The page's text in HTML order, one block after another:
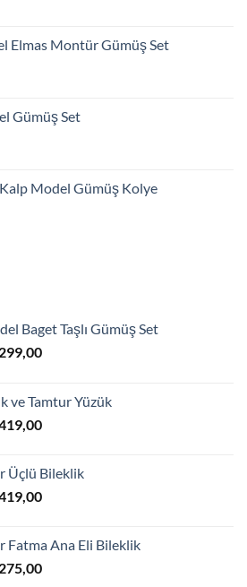
Elmas Montür Gümüş Set
Gümüş Set
Model Gümüş Kolye
Baget Taşlı Gümüş Set
Şu
₺ 299,00.
ve Tamtur Yüzük
Şu
₺ 419,00.
Üçlü Bileklik
Şu
₺ 419,00.
Fatma Ana Eli Bileklik
Şu